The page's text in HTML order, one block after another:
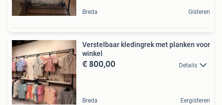
Breda Gisteren
Verstelbaar kledingrek met planken voor
winkel
€ 800,00 Details
Breda Eergisteren